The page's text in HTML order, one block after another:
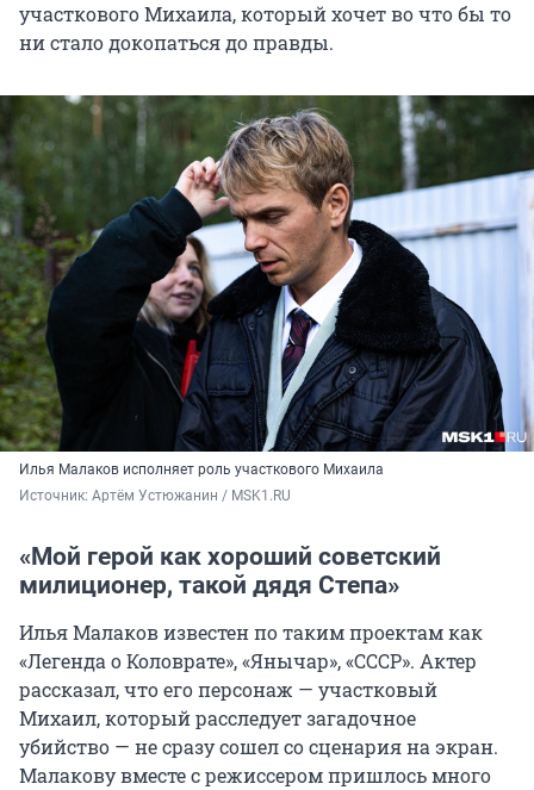
участкового Михаила, который хочет во что бы то
ни стало докопаться до правды.
Илья Малаков исполняет роль участкового Михаила
Источник: Артём Устюжанин / MSK1.RU
«Мой герой как хороший советский
милиционер, такой дядя Степа»
Илья Малаков известен по таким проектам как
«Легенда о Коловрате», «Янычар», «СССР». Актер
рассказал, что его персонаж — участковый
Михаил, который расследует загадочное
убийство — не сразу сошел со сценария на экран.
Малакову вместе с режиссером пришлось много